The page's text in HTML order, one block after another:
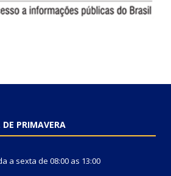
PRIMAVERA
a sexta de 08:00 as 13:00